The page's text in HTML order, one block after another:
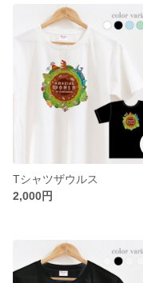
Tシャツザウルス
2,000円